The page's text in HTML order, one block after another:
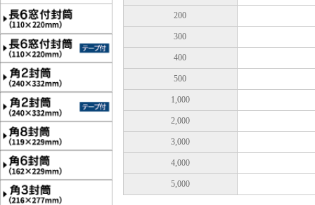
200
300
400
500
1,000
2,000
3,000
4,000
5,000